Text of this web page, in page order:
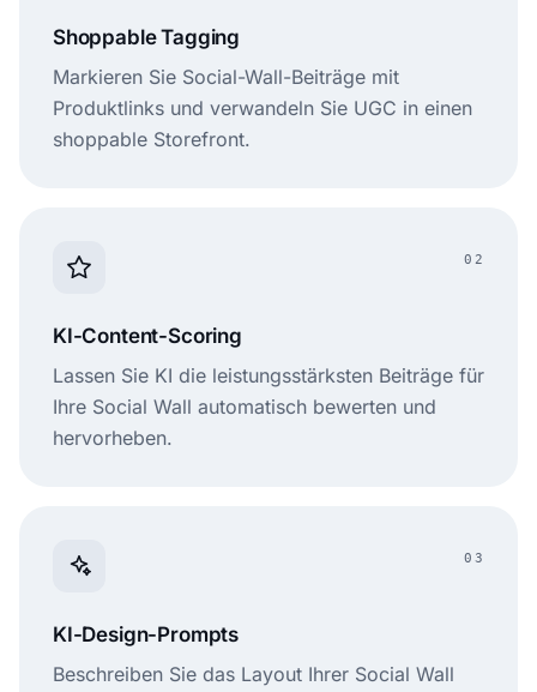
Shoppable Tagging
Markieren Sie Social-Wall-Beiträge mit
Produktlinks und verwandeln Sie UGC in einen
shoppable Storefront.
02
KI-Content-Scoring
Lassen Sie KI die leistungsstärksten Beiträge für
Ihre Social Wall automatisch bewerten und
hervorheben.
03
KI-Design-Prompts
Beschreiben Sie das Layout Ihrer Social Wall